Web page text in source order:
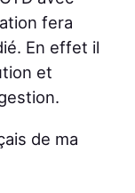
fera
En effet il
et
de ma